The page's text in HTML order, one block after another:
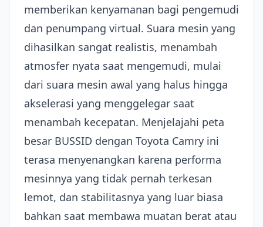
memberikan kenyamanan bagi pengemudi
dan penumpang virtual. Suara mesin yang
dihasilkan sangat realistis, menambah
atmosfer nyata saat mengemudi, mulai
dari suara mesin awal yang halus hingga
akselerasi yang menggelegar saat
menambah kecepatan. Menjelajahi peta
besar BUSSID dengan Toyota Camry ini
terasa menyenangkan karena performa
mesinnya yang tidak pernah terkesan
lemot, dan stabilitasnya yang luar biasa
bahkan saat membawa muatan berat atau